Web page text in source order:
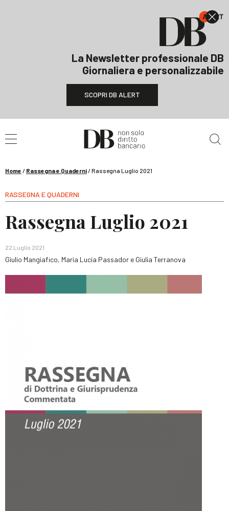
La Newsletter professionale DB
Giornaliera e personalizzabile
SCOPRI DB ALERT
Home / Rassegna e Quaderni/Rassegna Luglio 2021
RASSEGNA E QUADERNI
Rassegna Luglio 2021
22 Luglio 2021
Giulio Mangiafico, Maria Lucia Passador e Giulia Terranova